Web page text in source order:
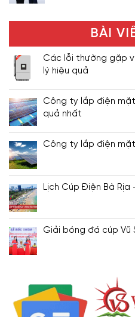
BÀI
Các lỗi thường gặp
lý hiệu quả
Công ty lắp điện mặt
quả nhất
Công ty lắp điện
Lịch Cúp Điện Bà Rịa
Giải bóng đá cúp Vũ